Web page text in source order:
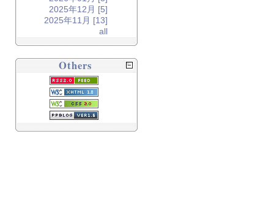
2025年12月 [5]
2025年11月 [13]
all
Others